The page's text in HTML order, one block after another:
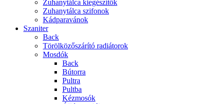
Zuhanytálca kiegészítők
Zuhanytálca szifonok
Kádparavánok
Szaniter
Back
Törölközőszárító radiátorok
Mosdók
Back
Bútorra
Pultra
Pultba
Kézmosók